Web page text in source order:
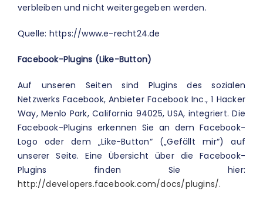
verbleiben und nicht weitergegeben werden.
Quelle: https://www.e-recht24.de
Facebook-Plugins (Like-Button)
Auf unseren Seiten sind Plugins des sozialen
Netzwerks Facebook, Anbieter Facebook Inc., 1 Hacker
Way, Menlo Park, California 94025, USA, integriert. Die
Facebook-Plugins erkennen Sie an dem Facebook-
Logo oder dem „Like-Button“ („Gefällt mir“) auf
unserer Seite. Eine Übersicht über die Facebook-
Plugins finden Sie hier:
http://developers.facebook.com/docs/plugins/.